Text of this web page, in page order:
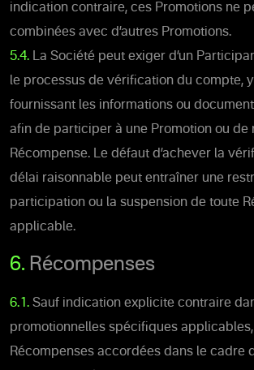
indication contraire, ces Promotions ne
combinées avec d’autres Promotions.
5.4. La Société peut exiger d’un
le processus de vérification du compte,
fournissant les informations ou
afin de participer à une Promotion ou de
Récompense. Le défaut d’achever la
délai raisonnable peut entraîner une
participation ou la suspension de toute
applicable.
6. Récompenses
6.1. Sauf indication explicite contraire
promotionnelles spécifiques
Récompenses accordées dans le cadre